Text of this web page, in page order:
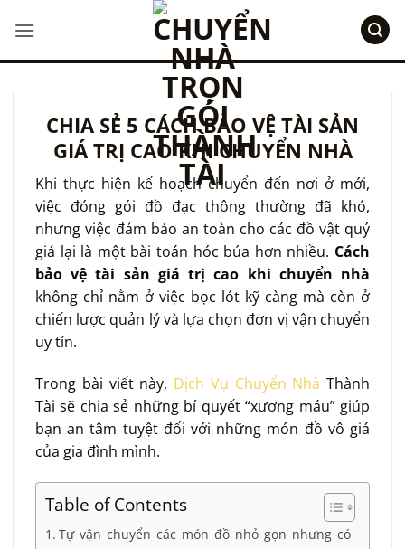
qua
nội
CHIA SẺ 5 CÁCH BẢO VỆ TÀI SẢN
GIÁ TRỊ CAO KHI CHUYỂN NHÀ
Khi thực hiện kế hoạch chuyển đến nơi ở mới,
việc đóng gói đồ đạc thông thường đã khó,
nhưng việc đảm bảo an toàn cho các đồ vật quý
giá lại là một bài toán hóc búa hơn nhiều. Cách
bảo vệ tài sản giá trị cao khi chuyển nhà
không chỉ nằm ở việc bọc lót kỹ càng mà còn ở
chiến lược quản lý và lựa chọn đơn vị vận chuyển
uy tín.
Trong bài viết này, Dịch Vụ Chuyển Nhà Thành
Tài sẽ chia sẻ những bí quyết “xương máu” giúp
bạn an tâm tuyệt đối với những món đồ vô giá
của gia đình mình.
Table of Contents
Tự vận chuyển các món đồ nhỏ gọn nhưng có